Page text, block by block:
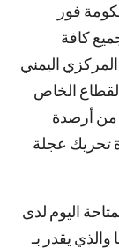
فور
كافة
المركزي اليمني
القطاع الخاص
من أرصدة
تحريك عجلة
اليوم لدى
يقدر بـ